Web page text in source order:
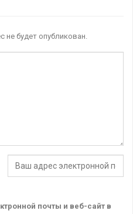
не будет опубликован.
почты и веб-сайт в